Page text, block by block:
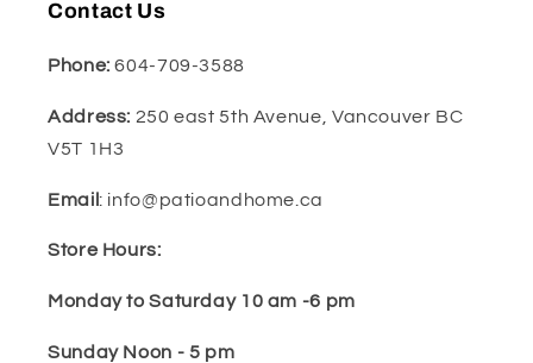
Contact Us
Phone:604-709-3588
Address: 250 east 5th Avenue, Vancouver BC
V5T 1H3
Email: info@patioandhome.ca
Store Hours:
Monday to Saturday 10 am -6 pm
Sunday Noon - 5 pm